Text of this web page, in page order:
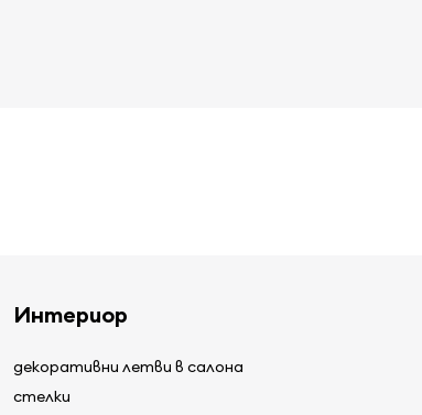
Интериор
декоративни летви в салона
стелки